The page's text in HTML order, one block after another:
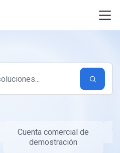
Cuenta comercial de
demostración